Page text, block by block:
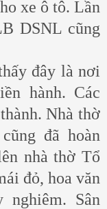
xe ô tô. Lần
DSNL cũng
đây là nơi
hành. Các
Nhà thờ
đã hoàn
nhà thờ Tổ
đỏ, hoa văn
Sân